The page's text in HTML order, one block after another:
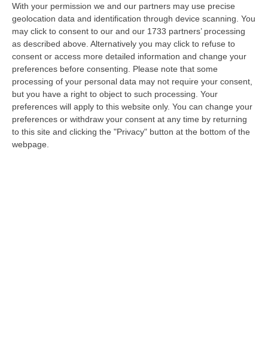
With your permission we and our partners may use precise
geolocation data and identification through device scanning. You
may click to consent to our and our 1733 partners’ processing
as described above. Alternatively you may click to refuse to
consent or access more detailed information and change your
preferences before consenting.
Please note that some
processing of your personal data may not require your consent,
but you have a right to object to such processing. Your
preferences will apply to this website only. You can change your
preferences or withdraw your consent at any time by returning
to this site and clicking the "Privacy" button at the bottom of the
webpage.
Messina, I “No Ponte” Di Nuovo In Marcia
“MESSINA “Chiediamo che venga chiusa la società Stretto di Messina. La
liquidazione era stata già indicata dal governo Monti nel 2013, e la…
08 Agosto, 21:20
Vinitaly And The City A Reggio: Il Grande Abbraccio Tra Identità
Del Territorio, Storia E Cultura – FOTO
“REGGIO CALABRIA Vinitaly and the City arriva a Reggio Calabria. Dopo il
successo dell’edizione di Sibari, dove la manifestazione ha fatto s…
08 Agosto, 20:47